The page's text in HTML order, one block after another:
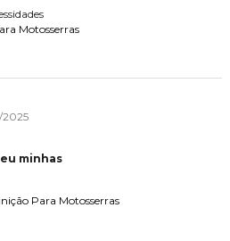
Motosserras
minhas
Para Motosserras